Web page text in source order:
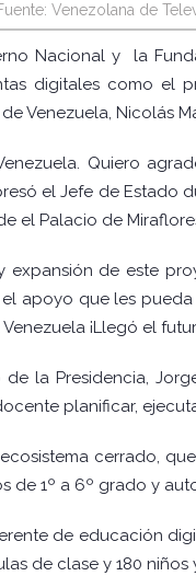
Venezolana de
Nacional y la
digitales como el
Venezuela, Nicolás
Quiero
el Jefe de Estado
el Palacio de
de este
apoyo que les
¡Llegó el
la Presidencia,
planificar,
cerrado,
de 1º a 6º grado y
de educación
de clase y 180 niños